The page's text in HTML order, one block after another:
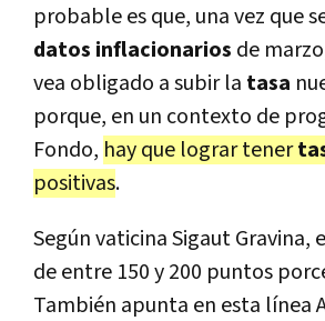
probable es que, una vez que
datos inflacionarios de
vea obligado a subir la tasa
porque, en un contexto de
Fondo, hay que lograr tener
positivas.
Según vaticina Sigaut Gravina,
de entre 150 y 200 puntos
También apunta en esta línea